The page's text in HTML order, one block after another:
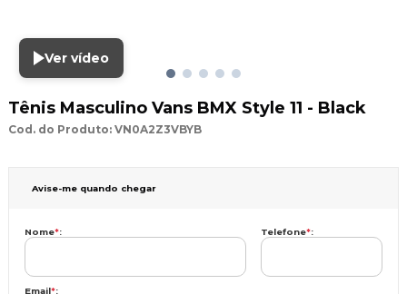
Ver vídeo
Tênis Masculino Vans BMX Style 11 - Black
Cod. do Produto: VN0A2Z3VBYB
Avise-me quando chegar
Nome*: Telefone*:
Email*: